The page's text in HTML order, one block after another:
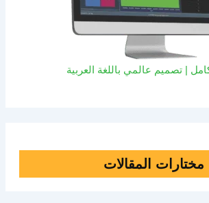
| تصميم عالمي باللغة العربية
مختارات المقالات